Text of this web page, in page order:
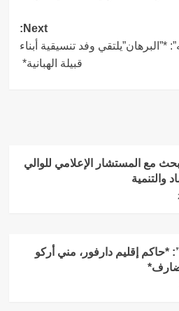
Next:
*”البرهان”يلتقي وفد تنسيقية أبناء
قبيلة الهبانية*
مع المستشار الإعلامي للوالي
والتنمية
*حاكم إقليم دارفور، مني أركو